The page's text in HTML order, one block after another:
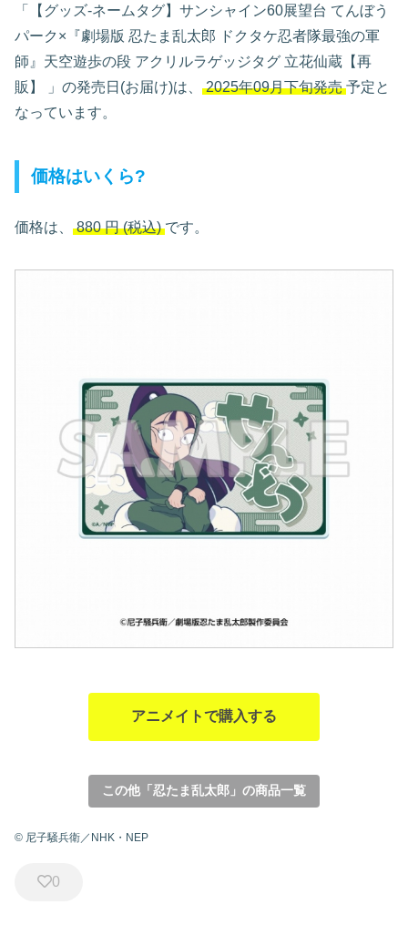
「【グッズ-ネームタグ】サンシャイン60展望台 てんぼう
パーク×『劇場版 忍たま乱太郎 ドクタケ忍者隊最強の軍
師』天空遊歩の段 アクリルラゲッジタグ 立花仙蔵【再
販】
」の発売日(お届け)は、 2025年09月下旬発売 予定と
なっています。
価格はいくら?
価格は、 880円(税込) です。
アニメイトで購入する
この他「忍たま乱太郎」の商品一覧
© 尼子騒兵衛／NHK・NEP
0